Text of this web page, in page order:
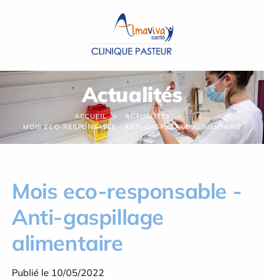
Actualités
ACCUEIL
ACTUALITÉS
MOIS ECO-RESPONSABLE - ANTI-GASPILLAGE ALIMENTAIRE
Mois eco-responsable -
Anti-gaspillage
alimentaire
Publié le 10/05/2022